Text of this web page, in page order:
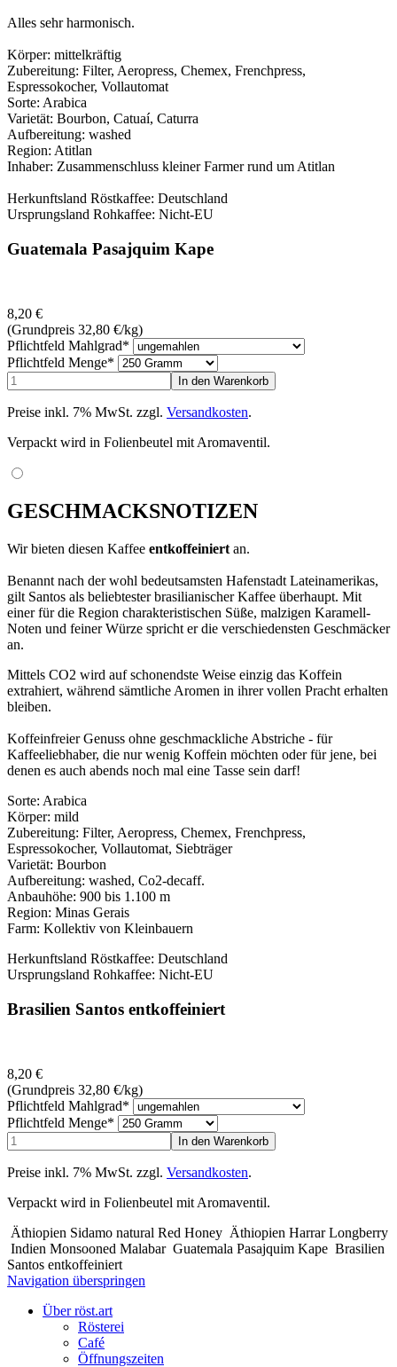
Alles sehr harmonisch.
Körper: mittelkräftig
Zubereitung: Filter, Aeropress, Chemex, Frenchpress,
Espressokocher, Vollautomat
Sorte: Arabica
Varietät: Bourbon, Catuaí, Caturra
Aufbereitung: washed
Region: Atitlan
Inhaber: Zusammenschluss kleiner Farmer rund um Atitlan
Herkunftsland Röstkaffee: Deutschland
Ursprungsland Rohkaffee: Nicht-EU
Guatemala Pasajquim Kape
8,20 €
(Grundpreis 32,80 €/kg)
Pflichtfeld Mahlgrad*
Pflichtfeld Menge*
Preise inkl. 7% MwSt. zzgl. Versandkosten.
Verpackt wird in Folienbeutel mit Aromaventil.
GESCHMACKSNOTIZEN
Wir bieten diesen Kaffee entkoffeiniert an.
Benannt nach der wohl bedeutsamsten Hafenstadt Lateinamerikas,
gilt Santos als beliebtester brasilianischer Kaffee überhaupt. Mit
einer für die Region charakteristischen Süße, malzigen Karamell-
Noten und feiner Würze spricht er die verschiedensten Geschmäcker
an.
Mittels CO2 wird auf schonendste Weise einzig das Koffein
extrahiert, während sämtliche Aromen in ihrer vollen Pracht erhalten
bleiben.
Koffeinfreier Genuss ohne geschmackliche Abstriche - für
Kaffeeliebhaber, die nur wenig Koffein möchten oder für jene, bei
denen es auch abends noch mal eine Tasse sein darf!
Sorte: Arabica
Körper: mild
Zubereitung: Filter, Aeropress, Chemex, Frenchpress,
Espressokocher, Vollautomat, Siebträger
Varietät: Bourbon
Aufbereitung: washed, Co2-decaff.
Anbauhöhe: 900 bis 1.100 m
Region: Minas Gerais
Farm: Kollektiv von Kleinbauern
Herkunftsland Röstkaffee: Deutschland
Ursprungsland Rohkaffee: Nicht-EU
Brasilien Santos entkoffeiniert
8,20 €
(Grundpreis 32,80 €/kg)
Pflichtfeld Mahlgrad*
Pflichtfeld Menge*
Preise inkl. 7% MwSt. zzgl. Versandkosten.
Verpackt wird in Folienbeutel mit Aromaventil.
Äthiopien Sidamo natural Red Honey Äthiopien Harrar Longberry
Indien Monsooned Malabar Guatemala Pasajquim Kape Brasilien
Santos entkoffeiniert
Navigation überspringen
Über röst.art
Rösterei
Café
Öffnungszeiten